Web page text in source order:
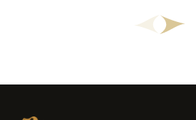
ma’no? Bu yerda aytib o‘tamiz: